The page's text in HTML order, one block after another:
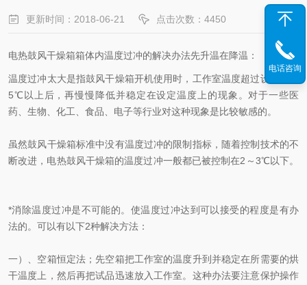
更新时间：2018-06-21 点击次数：4450
电热鼓风干燥箱箱体内温度过冲的解决办法先升温在降温：
温度过冲太大是指鼓风干燥箱开机使用时，工作室温度超过设定温度
5℃以上后，再慢慢降低并稳定在设定温度上的现象。对于一些医
药、生物、化工、食品、电子等行业对这种现象是比较敏感的。
虽然鼓风干燥箱标准中没有温度过冲的限制指标，随着控制技术的不
断改进，电热鼓风干燥箱的温度过冲一般都已被控制在2～3℃以下。
*消除温度过冲是不可能的。使温度过冲达到可以接受的程度是有办
法的。可以有以下2种解决方法：
一）、空箱恒定法；先空箱把工作室的温度升到并稳定在所需要的烘
干温度上，然后再把试品迅速放入工作室。这种办法要注意保护操作
电话咨询